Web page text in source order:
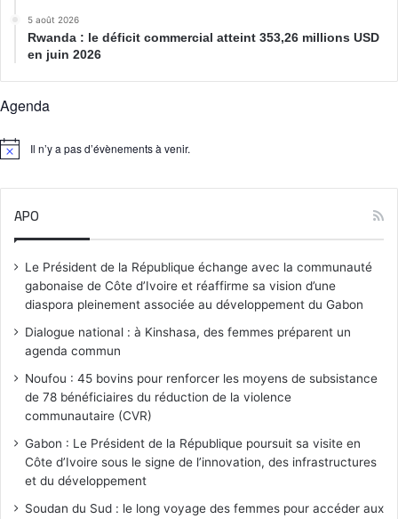
5 août 2026
Rwanda : le déficit commercial atteint 353,26 millions USD
en juin 2026
Agenda
N
Il n’y a pas d’évènements à venir.
APO
Le Président de la République échange avec la communauté
gabonaise de Côte d’Ivoire et réaffirme sa vision d’une
diaspora pleinement associée au développement du Gabon
Dialogue national : à Kinshasa, des femmes préparent un
agenda commun
Noufou : 45 bovins pour renforcer les moyens de subsistance
de 78 bénéficiaires du réduction de la violence
communautaire (CVR)
Gabon : Le Président de la République poursuit sa visite en
Côte d’Ivoire sous le signe de l’innovation, des infrastructures
et du développement
Soudan du Sud : le long voyage des femmes pour accéder aux